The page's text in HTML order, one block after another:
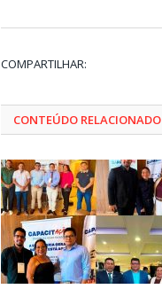
COMPARTILHAR:
CONTEÚDO RELACIONADO